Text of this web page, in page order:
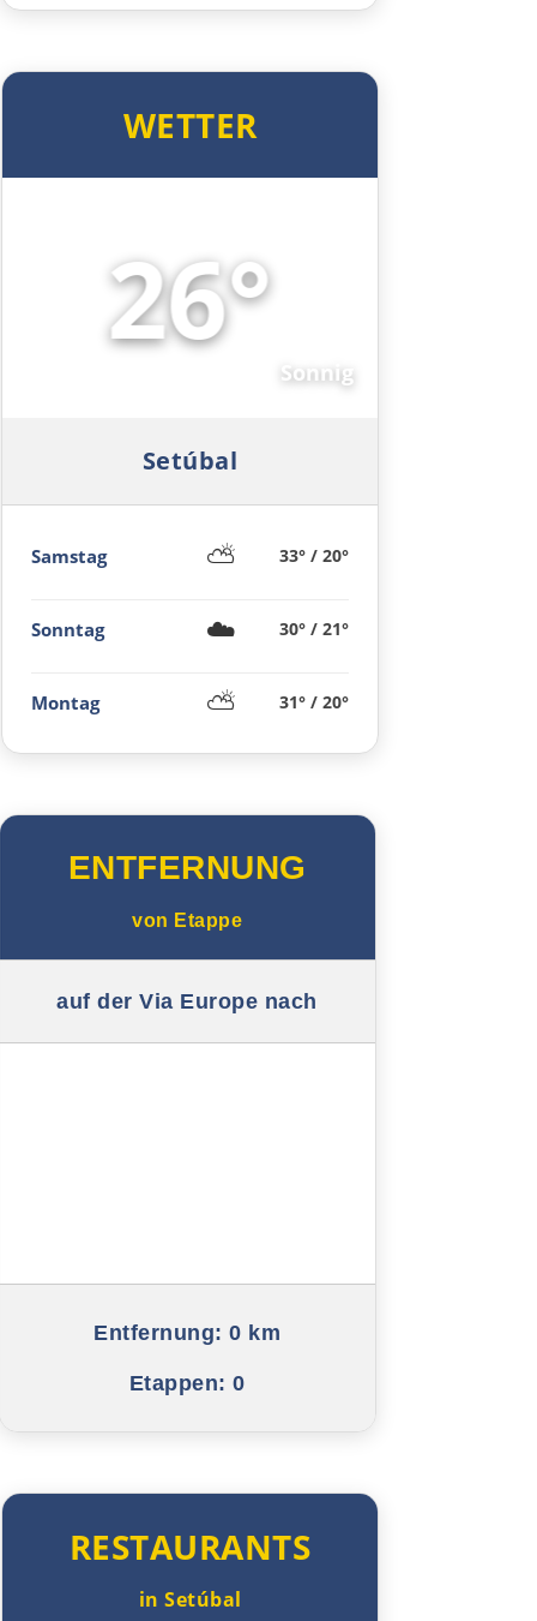
Guadalajara
Sacedón
Logroño
Vitoria-Gasteiz
Bilbao
Donostia-San Sebastián
Frankreich Nord
Biarritz
Dax
Bordeaux
Rennes
Avranches
WETTER
26°
Sonnig
Setúbal
Samstag ⛅ 33° / 20°
Sonntag ☁️ 30° / 21°
Montag ⛅ 31° / 20°
ENTFERNUNG
von Etappe
auf der Via Europe nach
Entfernung: 0 km
Etappen: 0
RESTAURANTS
in Setúbal